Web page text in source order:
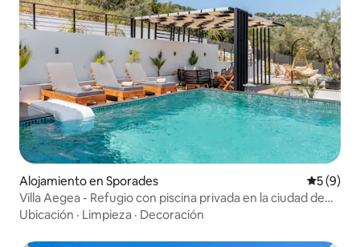
Alojamiento en Sporades
5 (9)
Villa Aegea - Refugio con piscina privada en la ciudad de
Skopelos
Ubicación · Limpieza · Decoración